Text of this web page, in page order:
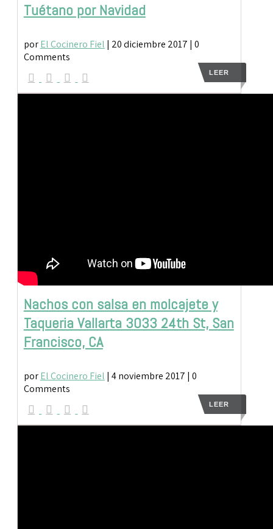
Tuétano por Navidad
porEl Cocinero Fiel | 20 diciembre 2017 | 0
Comments
LEER
Nachos con salsa en molcajete y
Taqueria Vallarta 3033 24th St, San
Francisco, CA
porEl Cocinero Fiel | 4 noviembre 2017 | 0
Comments
LEER